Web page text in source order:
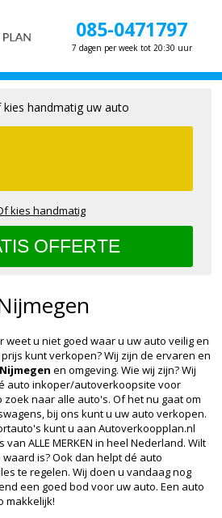
085-0471797
7 dagen per week tot 20:30 uur
weet u niet goed waar u uw auto veilig en
kunt verkopen? Wij zijn de ervaren en
Nijmegen en omgeving. Wie wij zijn? Wij
auto inkoper/autoverkoopsite voor
zoek naar alle auto's. Of het nu gaat om
bij ons kunt u uw auto verkopen.
kunt u aan Autoverkoopplan.nl
ALLE MERKEN in heel Nederland. Wilt
is? Ook dan helpt dé auto
te regelen. Wij doen u vandaag nog
een goed bod voor uw auto. Een auto
makkelijk!
handmatig uw auto
kies handmatig